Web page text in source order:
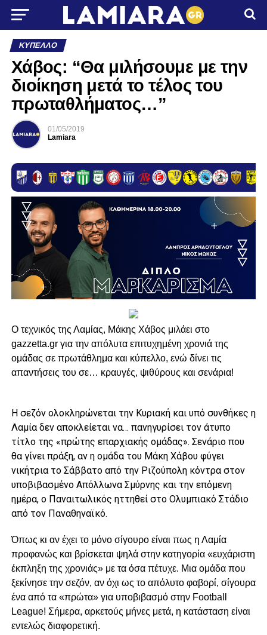
ΚΎΠΕΛΛΟ
Χάβος: “Θα μιλήσουμε με την
διοίκηση μετά το τέλος του
πρωταθλήματος…”
01/05/2019
Lamiara
Ο τεχνικός της Λαμίας, Μάκης Χάβος μιλάει στο
gazzetta.gr για την απόλυτα επιτυχημένη χρονιά της
ομάδας σε πρωτάθλημα και κύπελλο, ενώ δίνει τις
απαντήσεις του σε… κραυγές, ψιθύρους και σενάρια!
Η σεζόν ολοκληρώνεται την Κυριακή και υπό συνθήκες η
Λαμία δεν αποκλείεται να… πανηγυρίσει τον άτυπο
τίτλο της «πρώτης επαρχιακής ομάδας». Σενάριο που
θα γίνει πράξη, αν η ομάδα του Μάκη Χάβου φύγει
νικήτρια το Σάββατο από την Ριζούπολη κόντρα στον
υποβιβασμένο Απόλλωνα Σμύρνης και την επόμενη
ημέρα, ο Παναιτωλικός ηττηθεί στο Ολυμπιακό Στάδιο
από τον Παναθηναϊκό.
Όπως κι αν έχει το μόνο σίγουρο είναι πως η Λαμία
προφανώς και βρίσκεται ψηλά στην κατηγορία «ευχάριστη
έκπληξη της χρονιάς» με τα όσα πέτυχε. Μια ομάδα που
ξεκίνησε την σεζόν, αν όχι ως το απόλυτο φαβορί, σίγουρα
ένα από τα «πρώτα» για υποβιβασμό στην Football
League! Σήμερα, αρκετούς μήνες μετά, η κατάσταση είναι
εντελώς διαφορετική.